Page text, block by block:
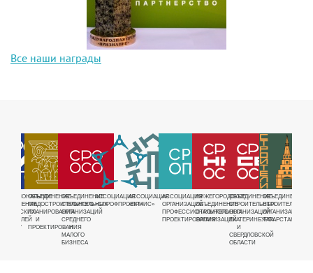
Все наши награды
ОБЪЕДИНЕНИЕ
ГРАДОСТРОИТЕЛЬНОГО
ПЛАНИРОВАНИЯ
И
ПРОЕКТИРОВАНИЯ
ОБЪЕДИНЕНИЕ
СТРОИТЕЛЬНЫХ
ОРГАНИЗАЦИЙ
СРЕДНЕГО
И
МАЛОГО
БИЗНЕСА
АССОЦИАЦИЯ
«СПРОФПРОЕКТ»
АССОЦИАЦИЯ
«ПРИИС»
АССОЦИАЦИЯ
ОРГАНИЗАЦИЙ
ПРОФЕССИОНАЛЬНОГО
ПРОЕКТИРОВАНИЯ
НИЖЕГОРОДСКОЕ
ОБЪЕДИНЕНИЕ
СТРОИТЕЛЬНЫХ
ОРГАНИЗАЦИЙ
ОБЪЕДИНЕНИЕ
СТРОИТЕЛЬНЫХ
ОРГАНИЗАЦИЙ
ЕКАТЕРИНБУРГА
И
СВЕРДЛОВСКОЙ
ОБЛАСТИ
ОБЪЕДИНЕНИЕ
СТРОИТЕЛЬНЫХ
ОРГАНИЗАЦИЙ
ТАТАРСТАНА